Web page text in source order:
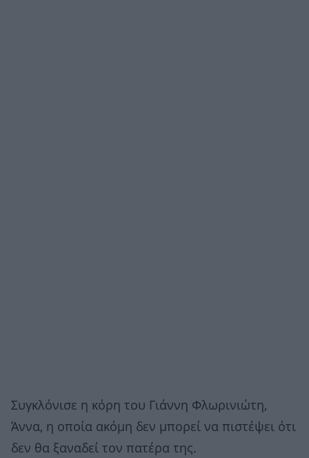
Συγκλόνισε η κόρη του Γιάννη Φλωρινιώτη,
Άννα, η οποία ακόμη δεν μπορεί να πιστέψει ότι
δεν θα ξαναδεί τον πατέρα της.